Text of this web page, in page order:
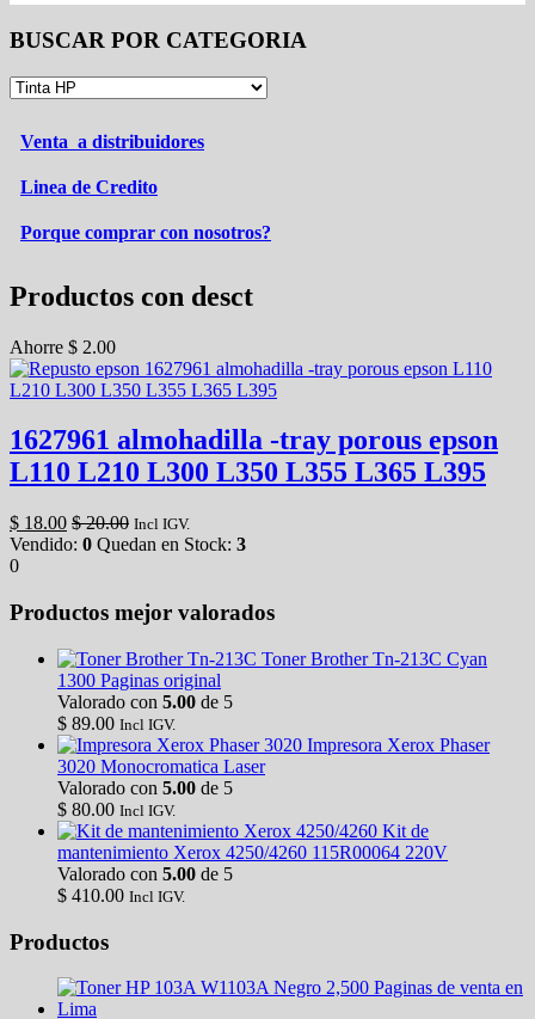
BUSCAR POR CATEGORIA
Venta a distribuidores
Linea de Credito
Porque comprar con nosotros?
Productos con desct
Ahorre $ 2.00
1627961 almohadilla -tray porous epson
L110 L210 L300 L350 L355 L365 L395
$ 18.00 $20.00 Incl IGV.
Vendido: 0 Quedan en Stock: 3
0
Productos mejor valorados
Toner Brother Tn-213C Cyan
1300 Paginas original
Valorado con 5.00 de 5
$ 89.00 Incl IGV.
Impresora Xerox Phaser
3020 Monocromatica Laser
Valorado con 5.00 de 5
$ 80.00 Incl IGV.
Kit de
mantenimiento Xerox 4250/4260 115R00064 220V
Valorado con 5.00 de 5
$ 410.00 Incl IGV.
Productos